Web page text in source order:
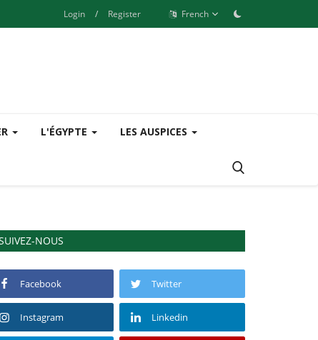
Login / Register French
L'ÉGYPTE LES AUSPICES
NOUS
Facebook Twitter
Instagram Linkedin